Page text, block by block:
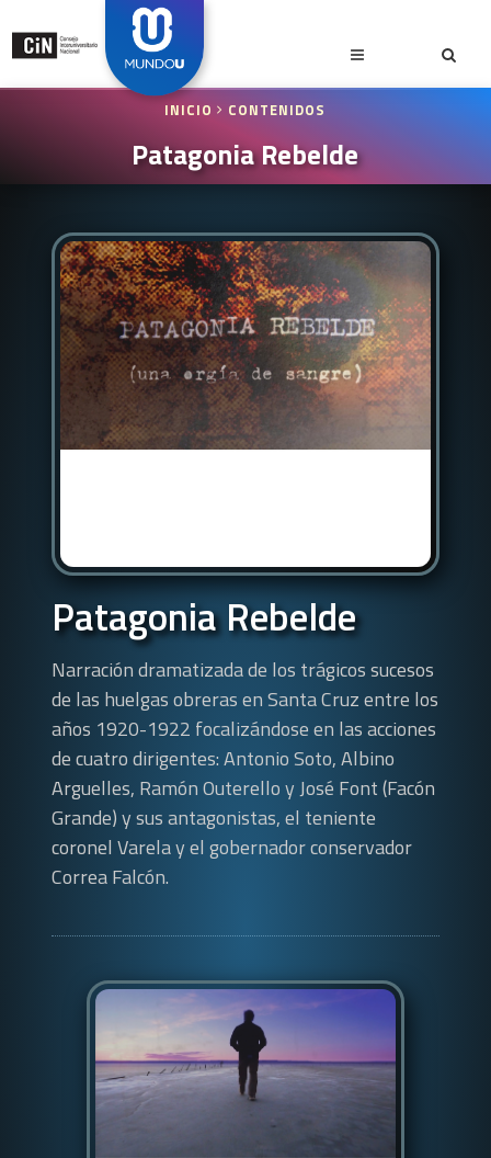
INICIO CONTENIDOS
Patagonia Rebelde
Patagonia Rebelde
Narración dramatizada de los trágicos sucesos
de las huelgas obreras en Santa Cruz entre los
años 1920-1922 focalizándose en las acciones
de cuatro dirigentes: Antonio Soto, Albino
Arguelles, Ramón Outerello y José Font (Facón
Grande) y sus antagonistas, el teniente
coronel Varela y el gobernador conservador
Correa Falcón.